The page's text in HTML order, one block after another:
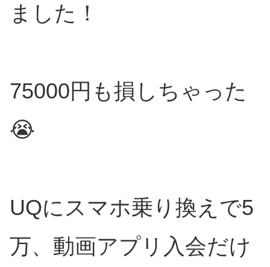
ました！
75000円も損しちゃった
😭
UQにスマホ乗り換えで5
万、動画アプリ入会だけ